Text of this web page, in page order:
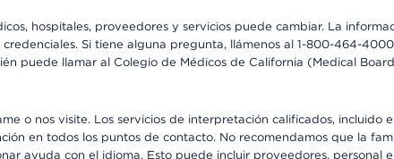
hospitales, proveedores y servicios puede cambiar. La
Si tiene alguna pregunta, llámenos al 1-800-464-
puede llamar al Colegio de Médicos de California (Medical
o nos visite. Los servicios de interpretación calificados, incluido
en todos los puntos de contacto. No recomendamos que la
ayuda con el idioma. Esto puede incluir proveedores, personal